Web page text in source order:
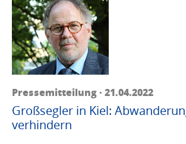
Pressemitteilung · 21.04.2022
Großsegler in Kiel:
verhindern